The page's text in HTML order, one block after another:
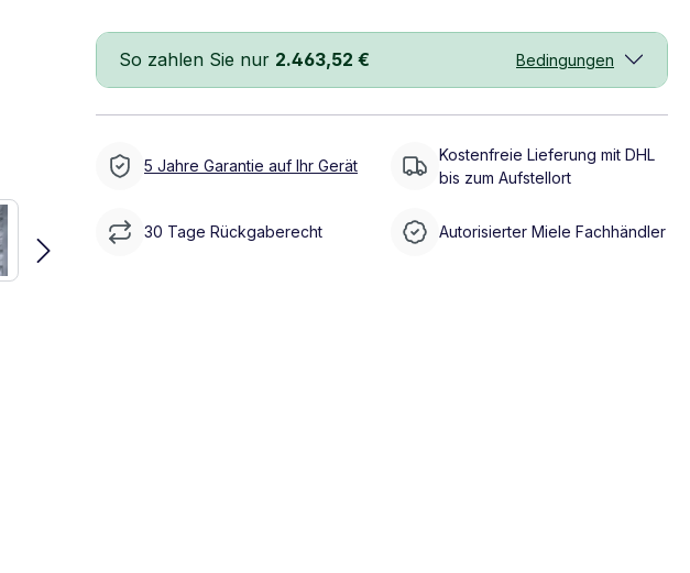
So zahlen Sie nur 2.463,52 € Bedingungen
5 Jahre Garantie auf Ihr Gerät
Kostenfreie Lieferung mit DHL
bis zum Aufstellort
30 Tage Rückgaberecht Autorisierter Miele Fachhändler